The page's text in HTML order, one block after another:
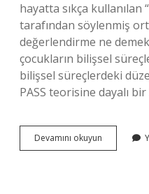
hayatta sıkça kullanılan
tarafından söylenmiş
değerlendirme ne
çocukların bilişsel
bilişsel süreçlerdeki
PASS teorisine dayalı
Devamını okuyun
Anlatım